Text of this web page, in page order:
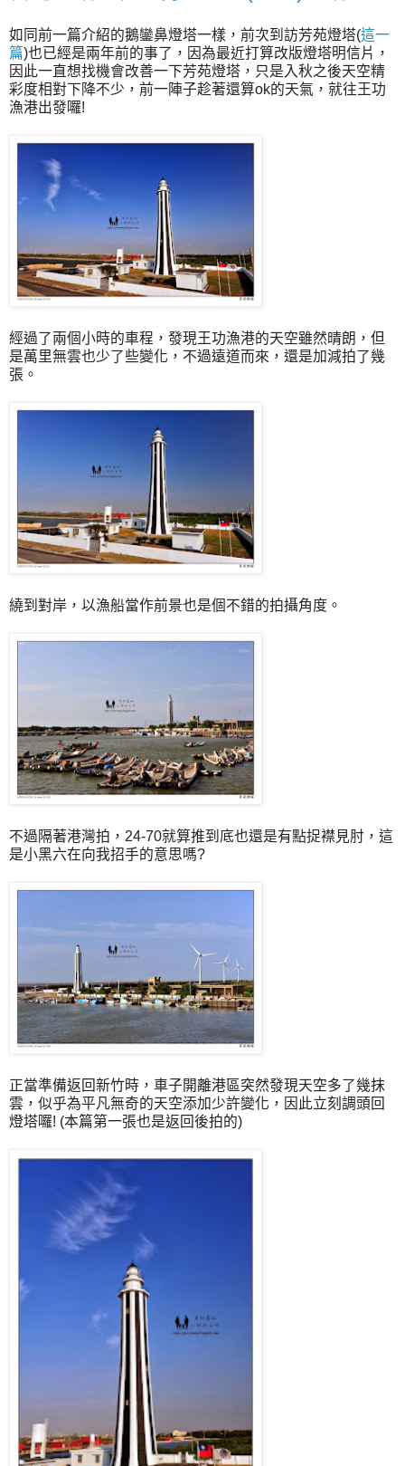
如同前一篇介紹的鵝鑾鼻燈塔一樣，前次到訪芳苑燈塔(這一
篇)也已經是兩年前的事了，因為最近打算改版燈塔明信片，
因此一直想找機會改善一下芳苑燈塔，只是入秋之後天空精
彩度相對下降不少，前一陣子趁著還算ok的天氣，就往王功
漁港出發囉!
經過了兩個小時的車程，發現王功漁港的天空雖然晴朗，但
是萬里無雲也少了些變化，不過遠道而來，還是加減拍了幾
張。
繞到對岸，以漁船當作前景也是個不錯的拍攝角度。
不過隔著港灣拍，24-70就算推到底也還是有點捉襟見肘，這
是小黑六在向我招手的意思嗎?
正當準備返回新竹時，車子開離港區突然發現天空多了幾抹
雲，似乎為平凡無奇的天空添加少許變化，因此立刻調頭回
燈塔囉! (本篇第一張也是返回後拍的)